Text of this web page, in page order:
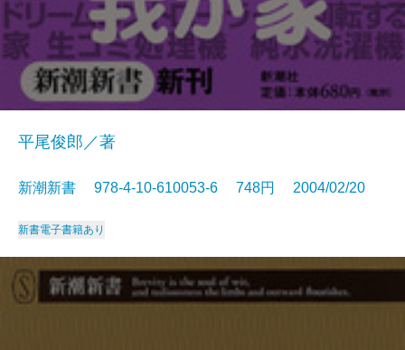
平尾俊郎／著
新潮新書 978-4-10-610053-6 748円 2004/02/20
新書電子書籍あり